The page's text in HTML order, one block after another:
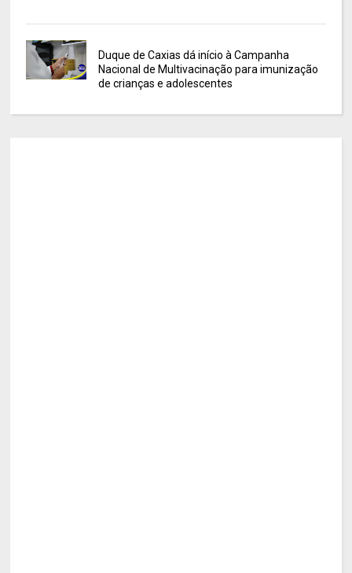
Duque de Caxias dá início à Campanha
Nacional de Multivacinação para imunização
de crianças e adolescentes